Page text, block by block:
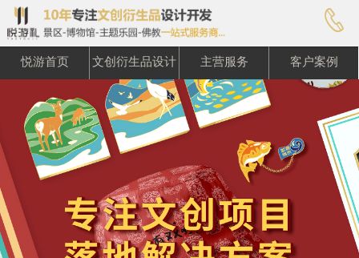

悦游首页 文创衍生品设计 主营服务 客户案例